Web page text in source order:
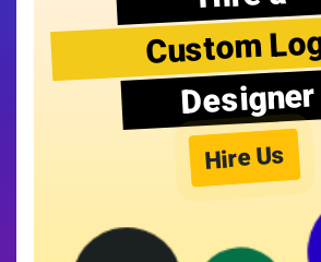
Custom
Designer
Hire Us